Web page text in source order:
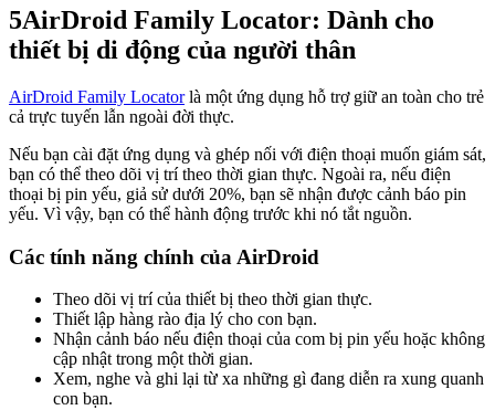
5AirDroid Family Locator: Dành cho
thiết bị di động của người thân
AirDroid Family Locatorlà một ứng dụng hỗ trợ giữ an toàn cho trẻ
cả trực tuyến lẫn ngoài đời thực.
Nếu bạn cài đặt ứng dụng và ghép nối với điện thoại muốn giám sát,
bạn có thể theo dõi vị trí theo thời gian thực. Ngoài ra, nếu điện
thoại bị pin yếu, giả sử dưới 20%, bạn sẽ nhận được cảnh báo pin
yếu. Vì vậy, bạn có thể hành động trước khi nó tắt nguồn.
Các tính năng chính của AirDroid
Theo dõi vị trí của thiết bị theo thời gian thực.
Thiết lập hàng rào địa lý cho con bạn.
Nhận cảnh báo nếu điện thoại của com bị pin yếu hoặc không
cập nhật trong một thời gian.
Xem, nghe và ghi lại từ xa những gì đang diễn ra xung quanh
con bạn.